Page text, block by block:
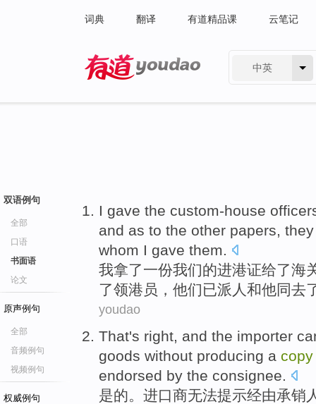
词典 翻译 有道精品课 云笔记
中英
双语例句
全部
口语
书面语
论文
原声例句
全部
音频例句
视频例句
权威例句
I gave the custom-house
and as to the other papers, they
whom I gave them.
我拿了一份我们的进港证给了海
了领港 员， 他们已派 人和他同去
youdao
That's right, and the importer
goods without producing a copy
endorsed by the consignee.
是的。 进口商无法提示经由承销